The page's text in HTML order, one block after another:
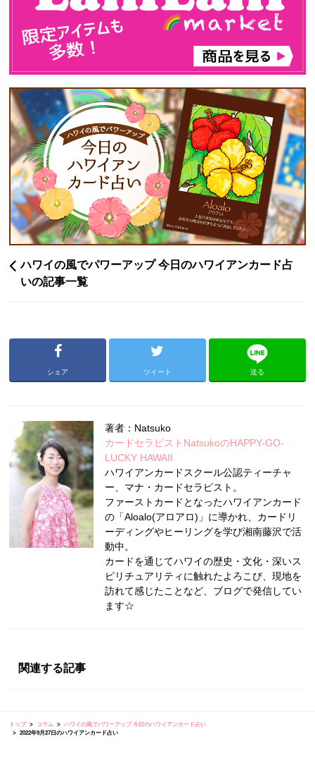
ハワイの風でパワーアップ 今日のハワイアンカード占
いの記事一覧
シェア ツイート 送る
著者：Natsuko
カードセラピストNatsukoのHAPPY-GO-
LUCKY HAWAII
ハワイアンカードスクール公認ティーチャ
ー、マナ・カードセラピスト。
ファーストカードとなったハワイアンカード
の「Aloalo(アロアロ)」に導かれ、カードリ
ーディングやヒーリングを学び湘南藤沢で活
動中。
カードを通じてハワイの歴史・文化・深いス
ピリチュアリティに触れたよろこび、現地を
訪れて感じたことなど、ブログで発信してい
ます☆
関連する記事
トップ コラム
ハワイの風でパワーアップ 今日のハワイアンカード占い
2022年9月27日のハワイアンカード占い